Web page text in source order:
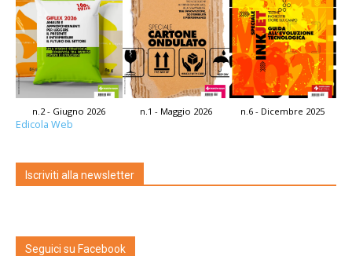
n.2 - Giugno 2026 n.1 - Maggio 2026 n.6 - Dicembre 2025
Edicola Web
Iscriviti alla newsletter
Seguici su Facebook